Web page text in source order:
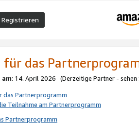
Registrieren
für das
: 14. April 2026 (Derzeitige Partner - sehen
Partnerprogramm
Teilnahme am Partnerprogramm
Partnerprogramm